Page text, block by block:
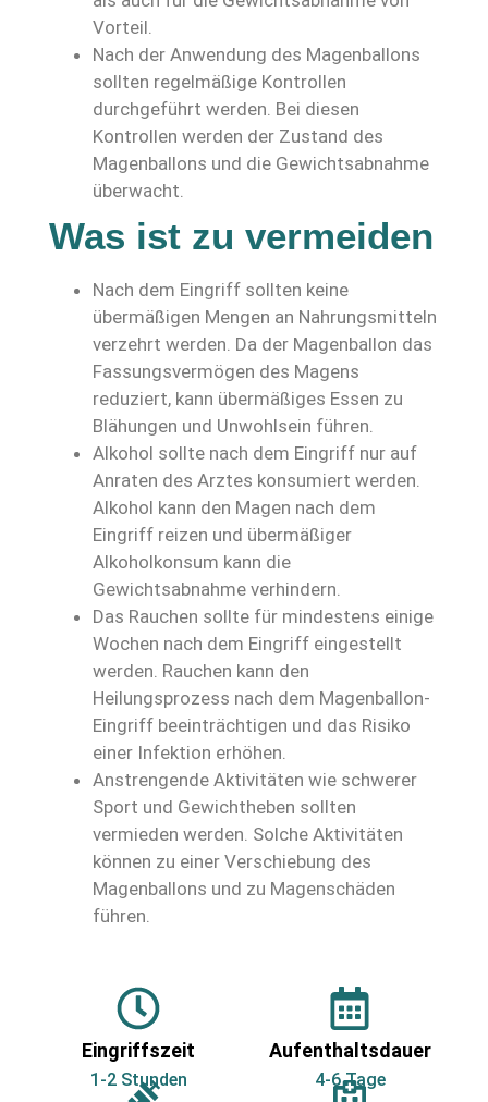
Vorteil.
Nach der Anwendung des Magenballons
sollten regelmäßige Kontrollen
durchgeführt werden. Bei diesen
Kontrollen werden der Zustand des
Magenballons und die Gewichtsabnahme
überwacht.
Was ist zu vermeiden
Nach dem Eingriff sollten keine
übermäßigen Mengen an Nahrungsmitteln
verzehrt werden. Da der Magenballon das
Fassungsvermögen des Magens
reduziert, kann übermäßiges Essen zu
Blähungen und Unwohlsein führen.
Alkohol sollte nach dem Eingriff nur auf
Anraten des Arztes konsumiert werden.
Alkohol kann den Magen nach dem
Eingriff reizen und übermäßiger
Alkoholkonsum kann die
Gewichtsabnahme verhindern.
Das Rauchen sollte für mindestens einige
Wochen nach dem Eingriff eingestellt
werden. Rauchen kann den
Heilungsprozess nach dem Magenballon-
Eingriff beeinträchtigen und das Risiko
einer Infektion erhöhen.
Anstrengende Aktivitäten wie schwerer
Sport und Gewichtheben sollten
vermieden werden. Solche Aktivitäten
können zu einer Verschiebung des
Magenballons und zu Magenschäden
führen.
Eingriffszeit
1-2 Stunden
Aufenthaltsdauer
4-6 Tage